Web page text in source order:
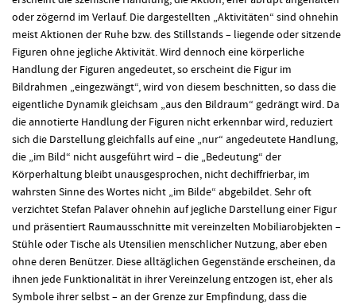
oder zögernd im Verlauf. Die dargestellten „Aktivitäten“ sind ohnehin
meist Aktionen der Ruhe bzw. des Stillstands – liegende oder sitzende
Figuren ohne jegliche Aktivität. Wird dennoch eine körperliche
Handlung der Figuren angedeutet, so erscheint die Figur im
Bildrahmen „eingezwängt“, wird von diesem beschnitten, so dass die
eigentliche Dynamik gleichsam „aus den Bildraum“ gedrängt wird. Da
die annotierte Handlung der Figuren nicht erkennbar wird, reduziert
sich die Darstellung gleichfalls auf eine „nur“ angedeutete Handlung,
die „im Bild“ nicht ausgeführt wird – die „Bedeutung“ der
Körperhaltung bleibt unausgesprochen, nicht dechiffrierbar, im
wahrsten Sinne des Wortes nicht „im Bilde“ abgebildet. Sehr oft
verzichtet Stefan Palaver ohnehin auf jegliche Darstellung einer Figur
und präsentiert Raumausschnitte mit vereinzelten Mobiliarobjekten –
Stühle oder Tische als Utensilien menschlicher Nutzung, aber eben
ohne deren Benützer. Diese alltäglichen Gegenstände erscheinen, da
ihnen jede Funktionalität in ihrer Vereinzelung entzogen ist, eher als
Symbole ihrer selbst – an der Grenze zur Empfindung, dass die